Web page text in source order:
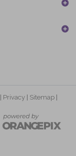
Privacy Sitemap